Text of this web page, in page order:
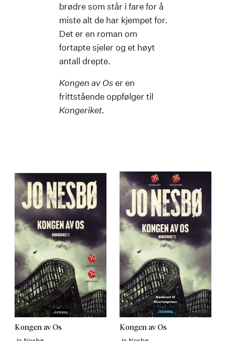
brødre som står i fare for å
miste alt de har kjempet for.
Det er en roman om
fortapte sjeler og et høyt
antall drepte.
Kongen av Oser en
frittstående oppfølger til
Kongeriket.
Kongen av Os Kongen av Os